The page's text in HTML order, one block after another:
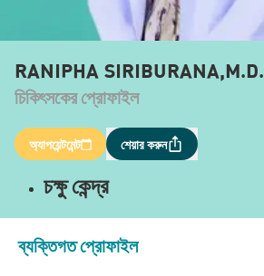
RANIPHA SIRIBURANA,M.D.
চিকিৎসকের প্রোফাইল
অ্যাপয়েন্টমেন্ট শেয়ার করুন
চক্ষু কেন্দ্র
ব্যক্তিগত প্রোফাইল